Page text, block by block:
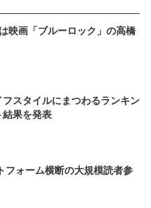
映画「ブルーロック」の高橋
スタイルにまつわるランキン
果を発表
フォーム横断の大規模読者参